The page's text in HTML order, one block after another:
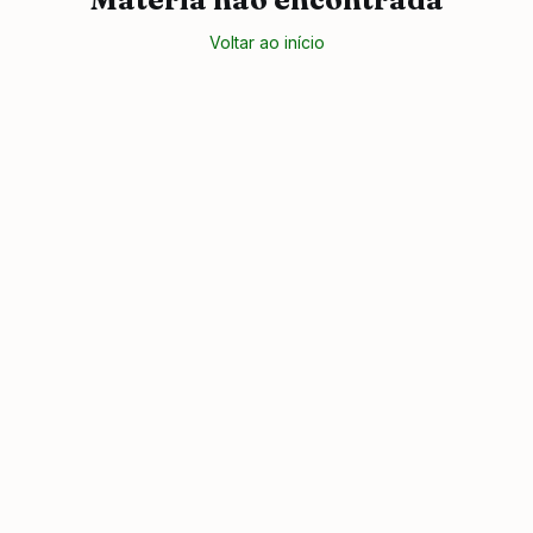
Voltar ao início